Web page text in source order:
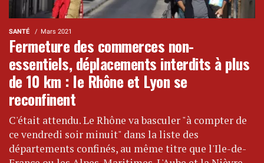
SANTÉ Mars 2021
Fermeture des commerces non-
essentiels, déplacements interdits à plus
de 10 km : le Rhône et Lyon se
reconfinent
C'était attendu. Le Rhône va basculer "à compter de
ce vendredi soir minuit" dans la liste des
départements confinés, au même titre que l'Ile-de-